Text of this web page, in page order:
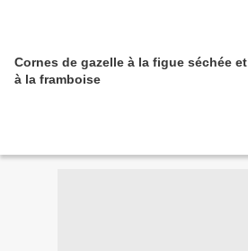
Cornes de gazelle à la figue séchée et
à la framboise